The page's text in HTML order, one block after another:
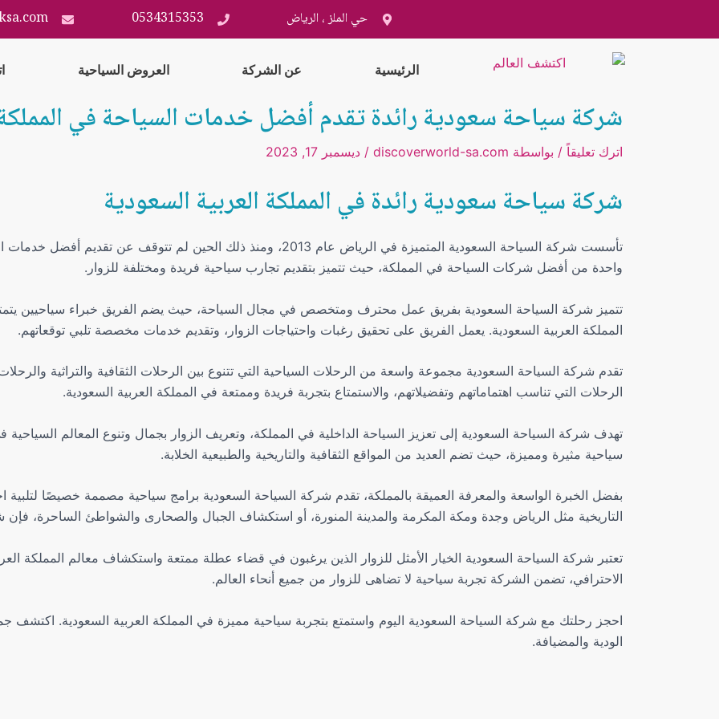
حي الملز ، الرياض 0534315353
الرئيسية عن الشركة العروض السياحية
شركة سياحة سعودية رائدة تقدم أفضل خدمات السياحة في المملكة
اترك تعليقاً / بواسطة discoverworld-sa.com
/ ديسمبر 17, 2023
شركة سياحة سعودية رائدة في المملكة العربية السعودية
تأسست شركة السياحة السعودية المتميزة في الرياض عام 2013، ومنذ ذلك الحين لم
واحدة من أفضل شركات السياحة في المملكة، حيث تتميز بتقديم تجارب سياحية فريدة ومختلفة للزوار.
تتميز شركة السياحة السعودية بفريق عمل محترف ومتخصص في مجال السياحة، حيث يضم الفريق خبراء سياحيين
المملكة العربية السعودية. يعمل الفريق على تحقيق رغبات واحتياجات الزوار، وتقديم خدمات مخصصة تلبي توقعاتهم.
تقدم شركة السياحة السعودية مجموعة واسعة من الرحلات السياحية التي تتنوع بين الرحلات الثقافية والتراثية
الرحلات التي تناسب اهتماماتهم وتفضيلاتهم، والاستمتاع بتجربة فريدة وممتعة في المملكة العربية السعودية.
تهدف شركة السياحة السعودية إلى تعزيز السياحة الداخلية في المملكة، وتعريف الزوار بجمال وتنوع المعالم السياحية
سياحية مثيرة ومميزة، حيث تضم العديد من المواقع الثقافية والتاريخية والطبيعية الخلابة.
بفضل الخبرة الواسعة والمعرفة العميقة بالمملكة، تقدم شركة السياحة السعودية برامج سياحية مصممة خصيصًا
التاريخية مثل الرياض وجدة ومكة المكرمة والمدينة المنورة، أو استكشاف الجبال والصحارى والشواطئ الساحرة،
تعتبر شركة السياحة السعودية الخيار الأمثل للزوار الذين يرغبون في قضاء عطلة ممتعة واستكشاف معالم المملكة
الاحترافي، تضمن الشركة تجربة سياحية لا تضاهى للزوار من جميع أنحاء العالم.
احجز رحلتك مع شركة السياحة السعودية اليوم واستمتع بتجربة سياحية مميزة في المملكة العربية السعودية. اكتشف
الودية والمضيافة.